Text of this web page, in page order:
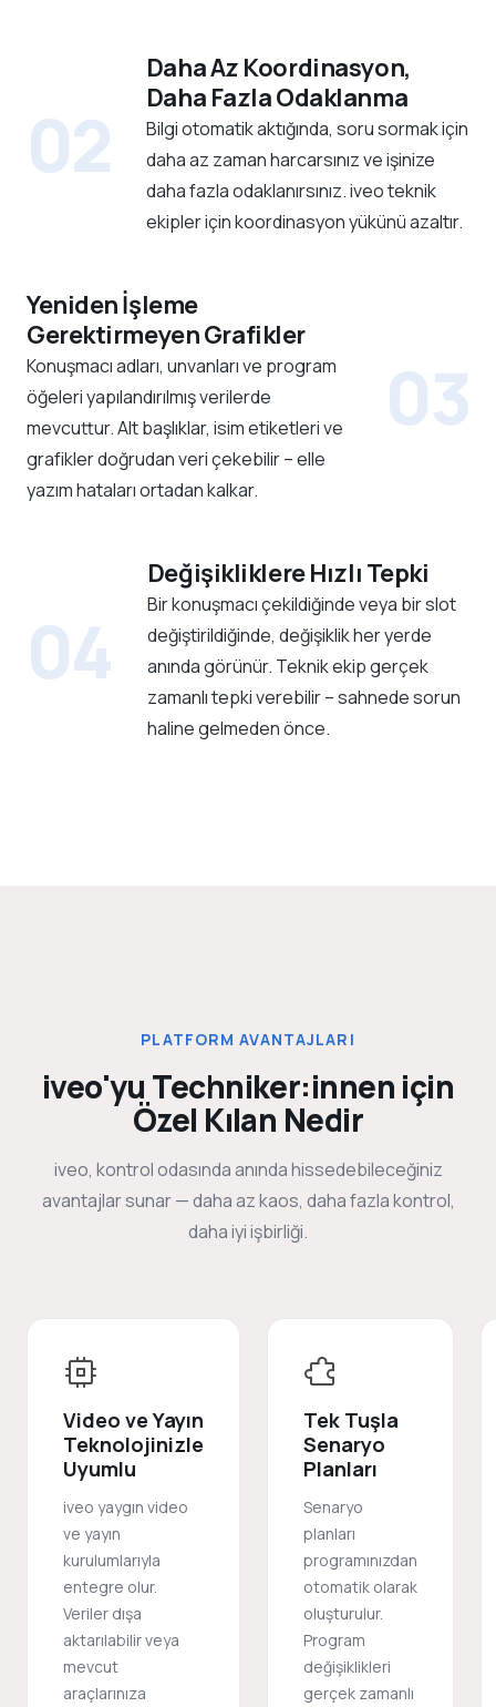
Daha Az Koordinasyon,
Daha Fazla Odaklanma
Bilgi otomatik aktığında, soru sormak için
daha az zaman harcarsınız ve işinize
daha fazla odaklanırsınız. iveo teknik
ekipler için koordinasyon yükünü azaltır.
02
Yeniden İşleme
Gerektirmeyen Grafikler
Konuşmacı adları, unvanları ve program
öğeleri yapılandırılmış verilerde
mevcuttur. Alt başlıklar, isim etiketleri ve
grafikler doğrudan veri çekebilir – elle
yazım hataları ortadan kalkar.
03
Değişikliklere Hızlı Tepki
Bir konuşmacı çekildiğinde veya bir slot
değiştirildiğinde, değişiklik her yerde
anında görünür. Teknik ekip gerçek
zamanlı tepki verebilir – sahnede sorun
haline gelmeden önce.
04
PLATFORM AVANTAJLARI
iveo'yu Techniker:innen için
Özel Kılan Nedir
iveo, kontrol odasında anında hissedebileceğiniz
avantajlar sunar — daha az kaos, daha fazla kontrol,
daha iyi işbirliği.
Video ve Yayın
Teknolojinizle
Uyumlu
iveo yaygın video
ve yayın
kurulumlarıyla
entegre olur.
Veriler dışa
aktarılabilir veya
mevcut
araçlarınıza
Tek Tuşla
Senaryo
Planları
Senaryo
planları
programınızdan
otomatik olarak
oluşturulur.
Program
değişiklikleri
gerçek zamanlı